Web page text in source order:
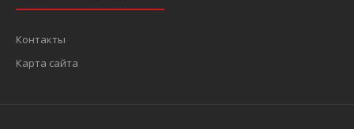
Контакты
Карта сайта